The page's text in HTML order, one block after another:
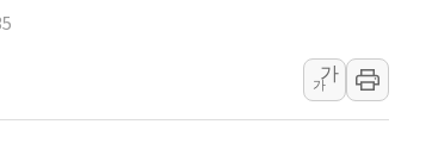
강원 중·남부 동해안
청양 밭에서 일하던 90
폭염에 車 운전면허 기
李대통령, 'ISA·주가누르
가
가